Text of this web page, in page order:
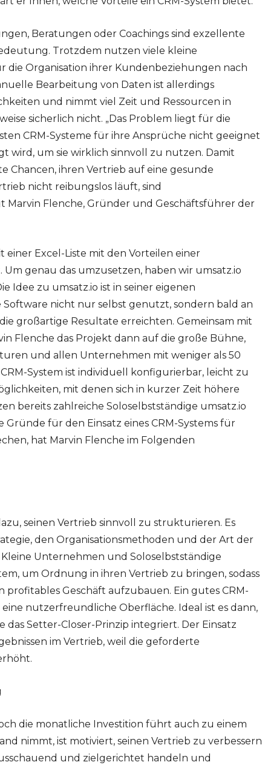
Beratungen oder Coachings sind exzellente
Trotzdem nutzen viele kleine
die Organisation ihrer Kundenbeziehungen nach
Bearbeitung von Daten ist allerdings
und nimmt viel Zeit und Ressourcen in
sicherlich nicht. „Das Problem liegt für die
CRM-Systeme für ihre Ansprüche nicht geeignet
wird, um sie wirklich sinnvoll zu nutzen. Damit
Chancen, ihren Vertrieb auf eine gesunde
nicht reibungslos läuft, sind
Marvin Flenche, Gründer und Geschäftsführer der
einer Excel-Liste mit den Vorteilen einer
genau das umzusetzen, haben wir umsatz.io
Idee zu umsatz.io ist in seiner eigenen
nicht nur selbst genutzt, sondern bald an
großartige Resultate erreichten. Gemeinsam mit
Flenche das Projekt dann auf die große Bühne,
und allen Unternehmen mit weniger als 50
System ist individuell konfigurierbar, leicht zu
mit denen sich in kurzer Zeit höhere
bereits zahlreiche Soloselbstständige umsatz.io
für den Einsatz eines CRM-Systems für
hat Marvin Flenche im Folgenden
seinen Vertrieb sinnvoll zu strukturieren. Es
den Organisationsmethoden und der Art der
Unternehmen und Soloselbstständige
um Ordnung in ihren Vertrieb zu bringen, sodass
profitables Geschäft aufzubauen. Ein gutes CRM-
nutzerfreundliche Oberfläche. Ideal ist es dann,
Setter-Closer-Prinzip integriert. Der Einsatz
im Vertrieb, weil die geforderte
die monatliche Investition führt auch zu einem
nimmt, ist motiviert, seinen Vertrieb zu verbessern
und zielgerichtet handeln und